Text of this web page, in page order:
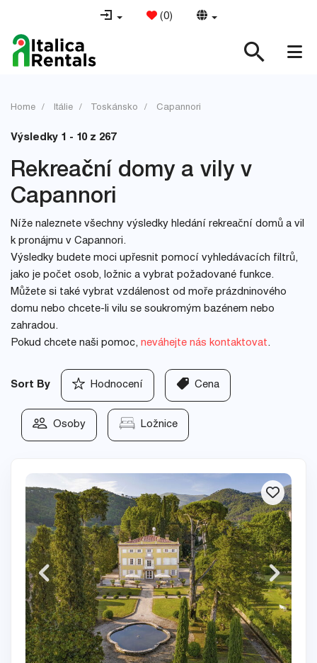
(0)
Home Itálie Toskánsko Capannori
Výsledky 1 - 10 z 267
Rekreační domy a vily v
Capannori
Níže naleznete všechny výsledky hledání rekreační domů a vil
k pronájmu v Capannori.
Výsledky budete moci upřesnit pomocí vyhledávacích filtrů,
jako je počet osob, ložnic a vybrat požadované funkce.
Můžete si také vybrat vzdálenost od moře prázdninového
domu nebo chcete-li vilu se soukromým bazénem nebo
zahradou.
Pokud chcete naši pomoc, neváhejte nás kontaktovat.
Sort By Hodnocení Cena
Osoby Ložnice